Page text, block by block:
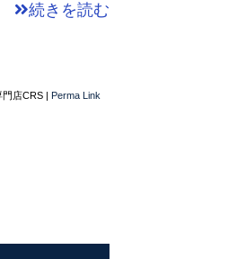
続きを読む
門店CRS | Perma Link